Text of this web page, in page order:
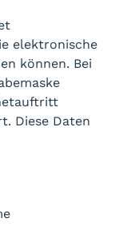
elektronische
können. Bei
Diese Daten